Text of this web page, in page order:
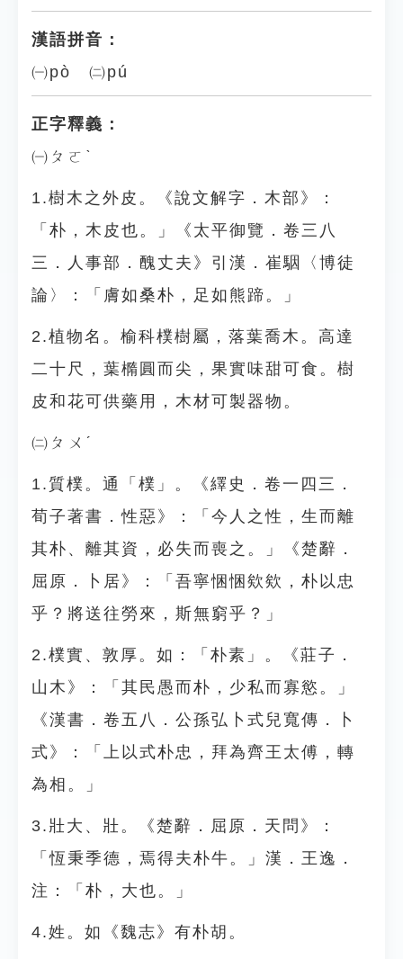
漢語拼音：
㈠pò ㈡pú
正字釋義：
㈠ㄆㄛˋ
1.樹木之外皮。《說文解字．木部》：
「朴，木皮也。」《太平御覽．卷三八
三．人事部．醜丈夫》引漢．崔駰〈博徒
論〉：「膚如桑朴，足如熊蹄。」
2.植物名。榆科樸樹屬，落葉喬木。高達
二十尺，葉橢圓而尖，果實味甜可食。樹
皮和花可供藥用，木材可製器物。
㈡ㄆㄨˊ
1.質樸。通「樸」。《繹史．卷一四三．
荀子著書．性惡》：「今人之性，生而離
其朴、離其資，必失而喪之。」《楚辭．
屈原．卜居》：「吾寧悃悃欸欸，朴以忠
乎？將送往勞來，斯無窮乎？」
2.樸實、敦厚。如：「朴素」。《莊子．
山木》：「其民愚而朴，少私而寡慾。」
《漢書．卷五八．公孫弘卜式兒寬傳．卜
式》：「上以式朴忠，拜為齊王太傅，轉
為相。」
3.壯大、壯。《楚辭．屈原．天問》：
「恆秉季德，焉得夫朴牛。」漢．王逸．
注：「朴，大也。」
4.姓。如《魏志》有朴胡。